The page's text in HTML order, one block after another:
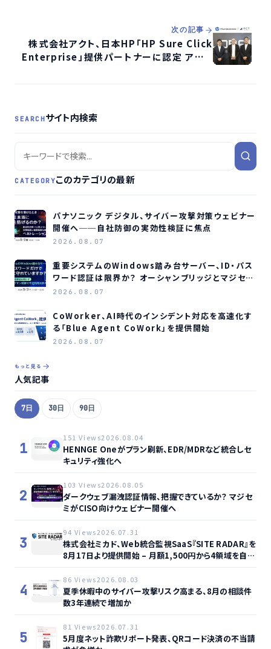
次の記事
株式会社アクト、日本HP「HP Sure Click
Enterprise」提供パートナーに認定 アプリ
SEARCHサイト内検索
CATEGORYこのカテゴリの最新
パナソニック デジタル、サイバー攻撃対策ウェビナー
開催へ──自社防御の実効性検証に焦点
2026.08.07
重要システムのWindows踏み台サーバー、ID・パス
ワード認証は限界か？ オーシャンブリッジとマジセミ
がウェビナー開催へ
2026.08.07
CoWorker、AI時代のインシデント対応を高速化す
る「Blue Agent CoWork」を提供開始
2026.08.07
もっと見る
人気記事
7日 30日 90日
1
151 Views2026.08.04
HENNGE Oneがプラン刷新、EDR/MDRなど統合しセ
キュリティ強化へ
2
103 Views2026.08.05
ダークウェブ漏洩認証情報、把握できているか？ マジセ
ミがCISO向けウェビナー開催へ
3
94 Views2026.07.31
株式会社ミカド、Web統合監視SaaS『SITE RADAR』を
8月17日より提供開始 – 月額1,500円から4領域を自動
監視、動的サイト…
4
86 Views2026.08.03
夏季休暇中のサイバー攻撃リスク高まる、8月の相談件
数3年連続で増加か
5
81 Views2026.07.31
5月度ネット詐欺リポート発表、QRコード決済の不当請